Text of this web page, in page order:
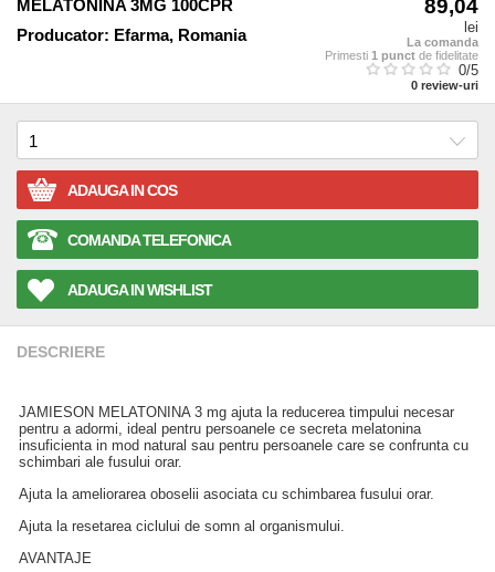
MELATONINA 3MG 100CPR
Producator: Efarma, Romania
89,04
lei
La comanda
Primesti 1 punct de fidelitate
0/5
0 review-uri
ADAUGA IN COS
COMANDA TELEFONICA
ADAUGA IN WISHLIST
DESCRIERE
JAMIESON MELATONINA 3 mg ajuta la reducerea timpului necesar
pentru a adormi, ideal pentru persoanele ce secreta melatonina
insuficienta in mod natural sau pentru persoanele care se confrunta cu
schimbari ale fusului orar.
Ajuta la ameliorarea oboselii asociata cu schimbarea fusului orar.
Ajuta la resetarea ciclului de somn al organismului.
AVANTAJE